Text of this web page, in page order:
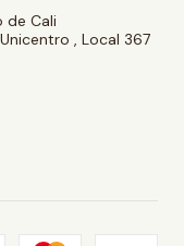
de Cali
, Local 367